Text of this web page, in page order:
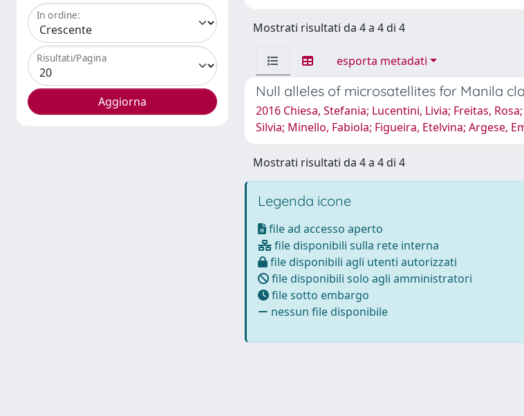
In ordine:
Risultati/Pagina
Mostrati risultati da 4 a 4 di 4
esporta metadati
Null alleles of microsatellites for Manila
2016 Chiesa, Stefania; Lucentini, Livia; Freitas,
Silvia; Minello, Fabiola; Figueira, Etelvina; Argese,
Mostrati risultati da 4 a 4 di 4
Legenda icone
file ad accesso aperto
file disponibili sulla rete interna
file disponibili agli utenti autorizzati
file disponibili solo agli amministratori
file sotto embargo
nessun file disponibile